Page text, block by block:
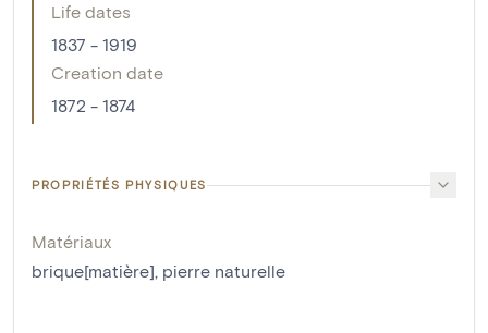
Life dates
1837 - 1919
Creation date
1872 - 1874
PROPRIÉTÉS PHYSIQUES
Matériaux
brique[matière], pierre naturelle